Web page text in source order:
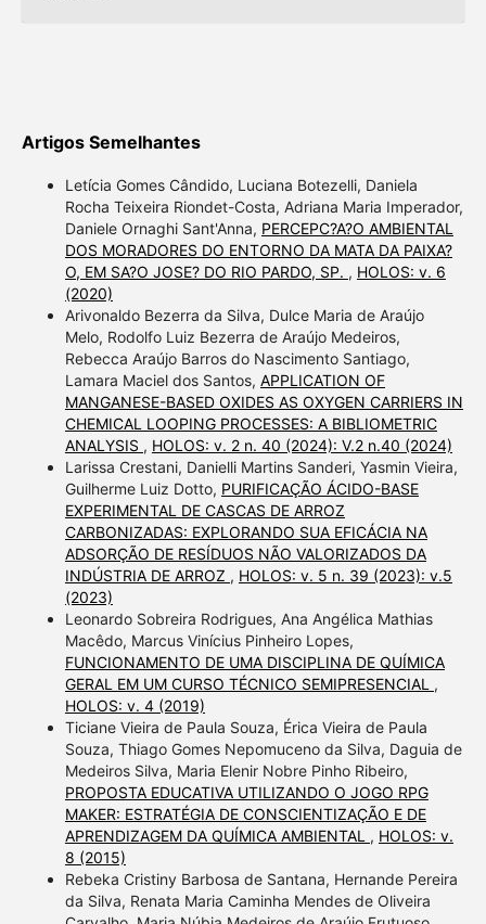
Artigos Semelhantes
Letícia Gomes Cândido, Luciana Botezelli, Daniela
Rocha Teixeira Riondet-Costa, Adriana Maria Imperador,
Daniele Ornaghi Sant'Anna, PERCEPC?A?O AMBIENTAL
DOS MORADORES DO ENTORNO DA MATA DA PAIXA?
O, EM SA?O JOSE? DO RIO PARDO, SP. , HOLOS: v. 6
(2020)
Arivonaldo Bezerra da Silva, Dulce Maria de Araújo
Melo, Rodolfo Luiz Bezerra de Araújo Medeiros,
Rebecca Araújo Barros do Nascimento Santiago,
Lamara Maciel dos Santos, APPLICATION OF
MANGANESE-BASED OXIDES AS OXYGEN CARRIERS IN
CHEMICAL LOOPING PROCESSES: A BIBLIOMETRIC
ANALYSIS , HOLOS: v. 2 n. 40 (2024): V.2 n.40 (2024)
Larissa Crestani, Danielli Martins Sanderi, Yasmin Vieira,
Guilherme Luiz Dotto, PURIFICAÇÃO ÁCIDO-BASE
EXPERIMENTAL DE CASCAS DE ARROZ
CARBONIZADAS: EXPLORANDO SUA EFICÁCIA NA
ADSORÇÃO DE RESÍDUOS NÃO VALORIZADOS DA
INDÚSTRIA DE ARROZ , HOLOS: v. 5 n. 39 (2023): v.5
(2023)
Leonardo Sobreira Rodrigues, Ana Angélica Mathias
Macêdo, Marcus Vinícius Pinheiro Lopes,
FUNCIONAMENTO DE UMA DISCIPLINA DE QUÍMICA
GERAL EM UM CURSO TÉCNICO SEMIPRESENCIAL ,
HOLOS: v. 4 (2019)
Ticiane Vieira de Paula Souza, Érica Vieira de Paula
Souza, Thiago Gomes Nepomuceno da Silva, Daguia de
Medeiros Silva, Maria Elenir Nobre Pinho Ribeiro,
PROPOSTA EDUCATIVA UTILIZANDO O JOGO RPG
MAKER: ESTRATÉGIA DE CONSCIENTIZAÇÃO E DE
APRENDIZAGEM DA QUÍMICA AMBIENTAL , HOLOS: v.
8 (2015)
Rebeka Cristiny Barbosa de Santana, Hernande Pereira
da Silva, Renata Maria Caminha Mendes de Oliveira